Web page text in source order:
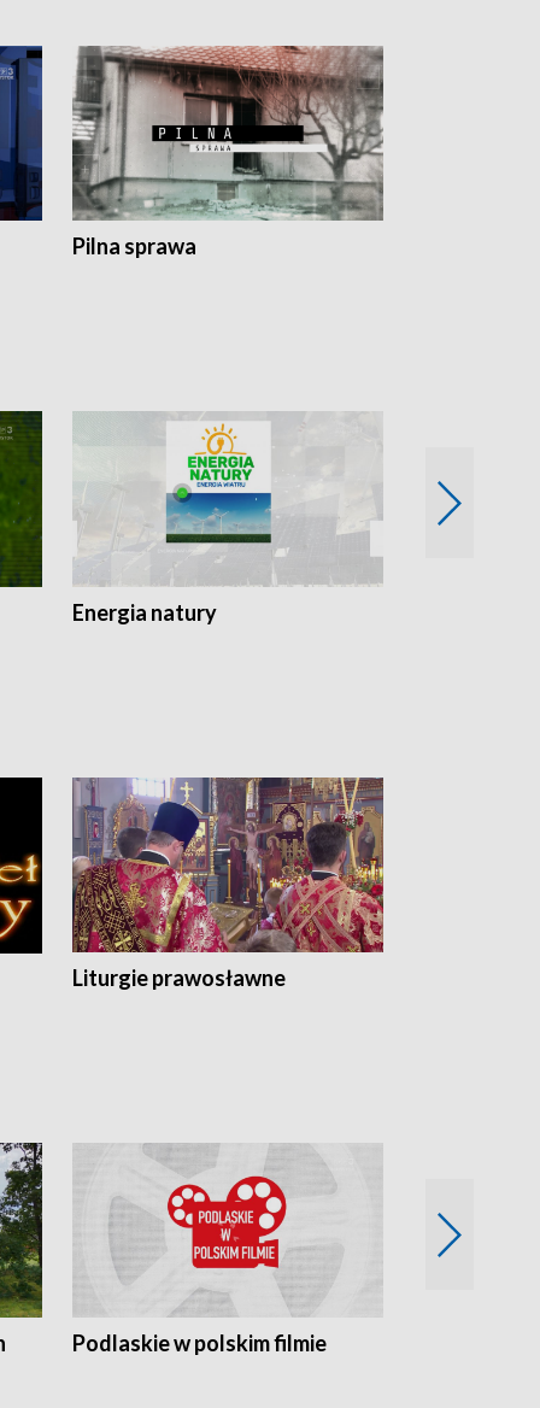
Pilna sprawa
Energia natury
Liturgie prawosławne
Podlaskie w polskim filmie